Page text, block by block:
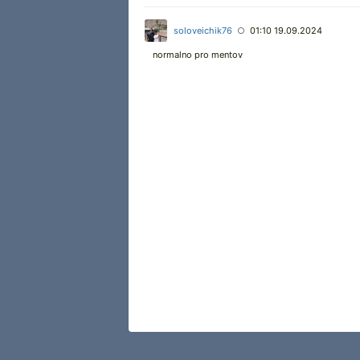
soloveichik76 ○ 01:10 19.09.2024
normalno pro mentov